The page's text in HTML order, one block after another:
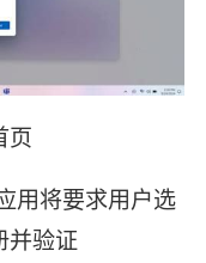
页
用将要求用户选
并验证